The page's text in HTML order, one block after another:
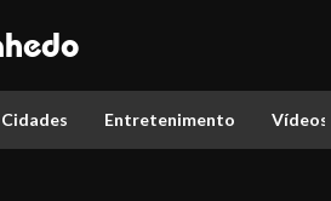
Cidades Entretenimento Vídeos